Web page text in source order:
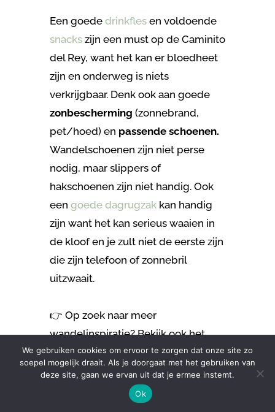
Een goede drinkflesen voldoende
snackszijn een must op de Caminito
del Rey, want het kan er bloedheet
zijn en onderweg is niets
verkrijgbaar. Denk ook aan goede
zonbescherming (zonnebrand,
pet/hoed) en passende schoenen.
Wandelschoenen zijn niet perse
nodig, maar slippers of
hakschoenen zijn niet handig. Ook
een goede dagrugzakkan handig
zijn want het kan serieus waaien in
de kloof en je zult niet de eerste zijn
die zijn telefoon of zonnebril
uitzwaait.
👉 Op zoek naar meer
wandelinspiratie? Bekijk ook het
overzicht van de
mooiste meerdaagse wandelroutes
We gebruiken cookies om ervoor te zorgen dat onze site zo
soepel mogelijk draait. Als je doorgaat met het gebruiken van
deze site, gaan we ervan uit dat je ermee instemt.
Ok